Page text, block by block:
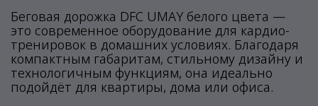
Беговая дорожка DFC UMAY белого цвета —
это современное оборудование для кардио-
тренировок в домашних условиях. Благодаря
компактным габаритам, стильному дизайну и
технологичным функциям, она идеально
подойдёт для квартиры, дома или офиса.